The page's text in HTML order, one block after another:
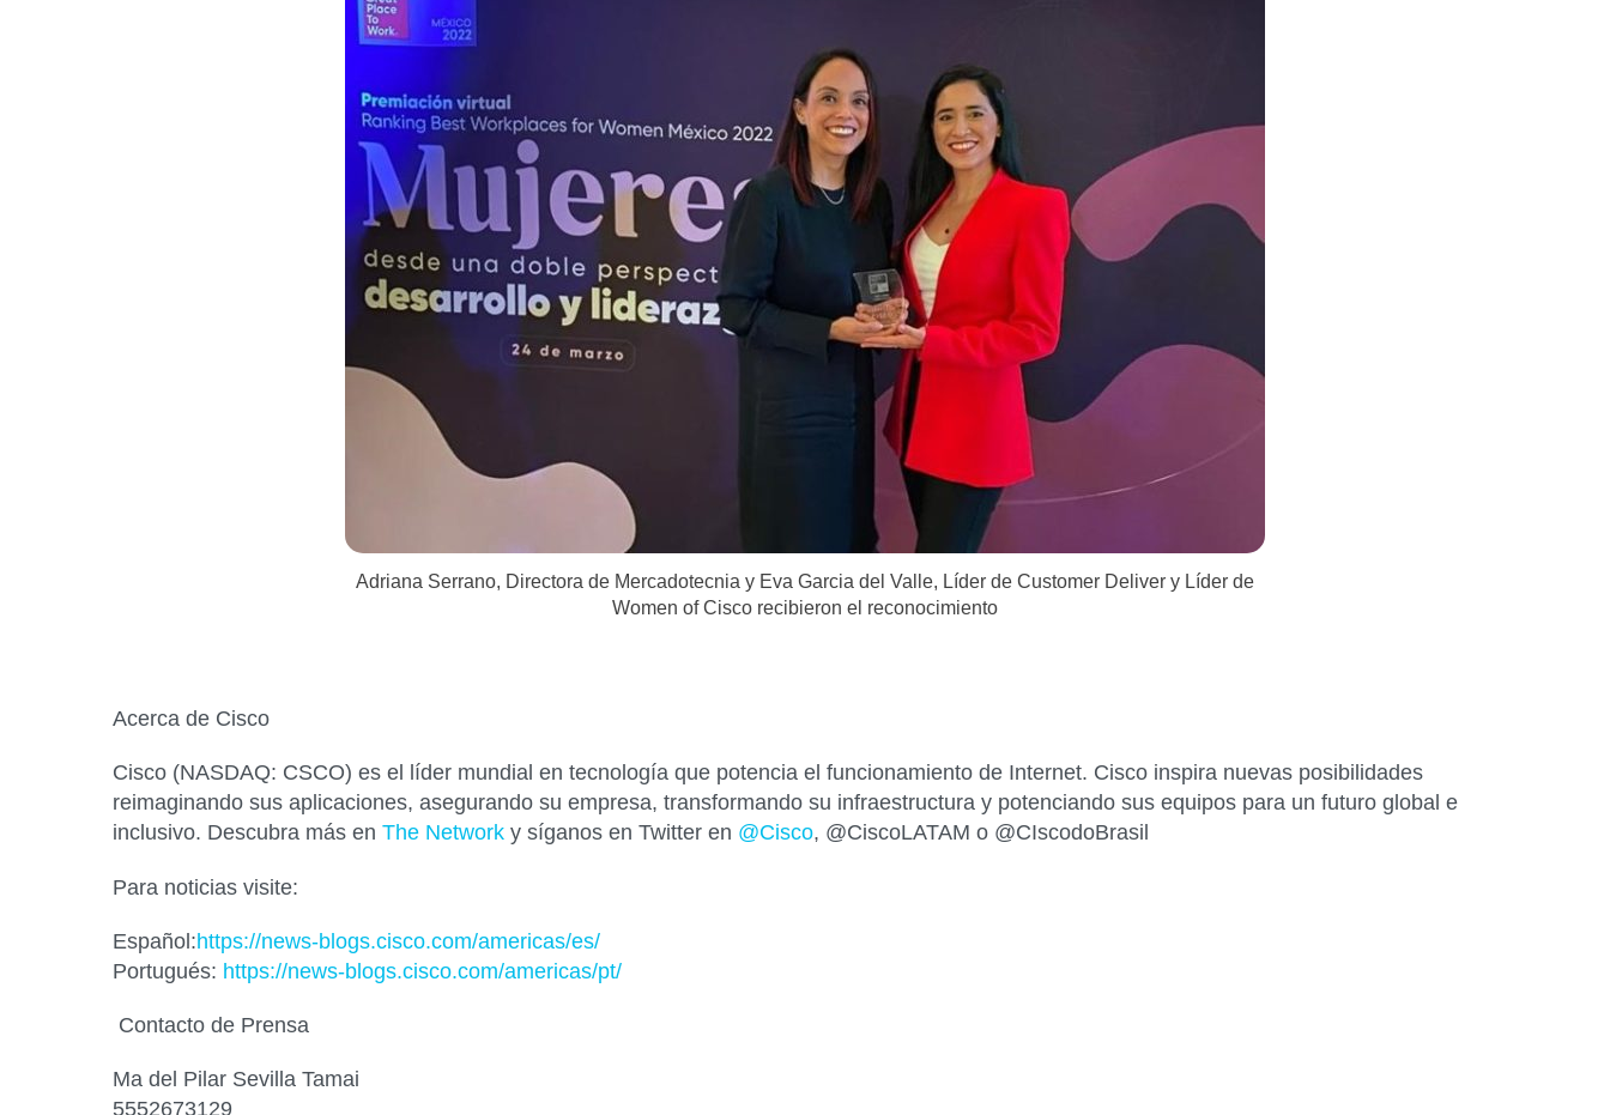
Adriana Serrano, Directora de Mercadotecnia y Eva Garcia del Valle, Líder de Customer Deliver y Líder de
Women of Cisco recibieron el reconocimiento
Acerca de Cisco
Cisco (NASDAQ: CSCO) es el líder mundial en tecnología que potencia el funcionamiento de Internet. Cisco inspira nuevas posibilidades
reimaginando sus aplicaciones, asegurando su empresa, transformando su infraestructura y potenciando sus equipos para un futuro global e
inclusivo. Descubra más enThe Network y síganos en Twitter en @Cisco, @CiscoLATAM o @CIscodoBrasil
Para noticias visite:
Español:https://news-blogs.cisco.com/americas/es/
Portugués: https://news-blogs.cisco.com/americas/pt/
Contacto de Prensa
Ma del Pilar Sevilla Tamai
5552673129